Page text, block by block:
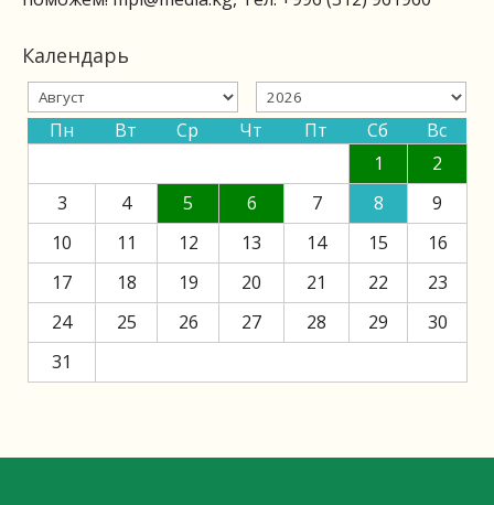
Календарь
Пн Вт Ср Чт Пт Сб
Вс
1
2
3
4 5 6 7 8
9
10
11 12 13 14 15
16
17
18 19 20 21 22
23
24
25 26 27 28 29
30
31